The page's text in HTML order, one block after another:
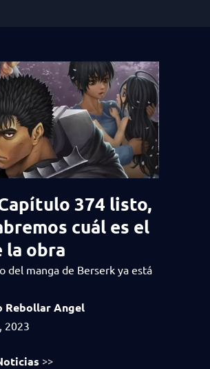
374 listo,
cuál es el
obra
del manga de Berserk ya está
Rebollar Angel
2023
>>